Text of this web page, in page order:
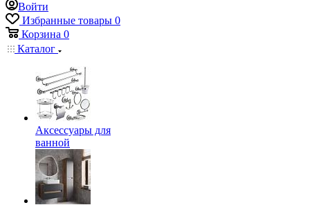
Войти
Избранные товары 0
Корзина 0
Каталог
Аксессуары для
ванной